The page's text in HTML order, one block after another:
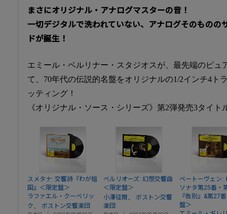
まさにオリジナル・アナログマスターの音！
一切デジタルで洗われていない、アナログそのものの
ドが誕生！
エミール・ベルリナー・スタジオスが、最先端のピュ
て、70年代の伝説的名盤をオリジナルの1/2インチ4ト
ッティング！
《オリジナル・ソース・シリーズ》第2弾発売3タイト
スメタナ: 交響詩『わが祖
国』＜限定盤＞
ラファエル・クーベリッ
ク、 ボストン交響楽団
ベルリオーズ: 幻想交響曲
＜限定盤＞
小澤征爾、 ボストン交響
楽団
ベートーヴェン:
ソナタ第25番・
『告別』&第27
盤＞